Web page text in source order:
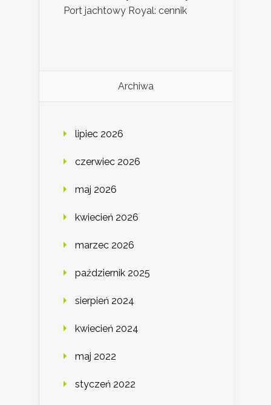
Port jachtowy Royal: cennik
Archiwa
lipiec 2026
czerwiec 2026
maj 2026
kwiecień 2026
marzec 2026
październik 2025
sierpień 2024
kwiecień 2024
maj 2022
styczeń 2022